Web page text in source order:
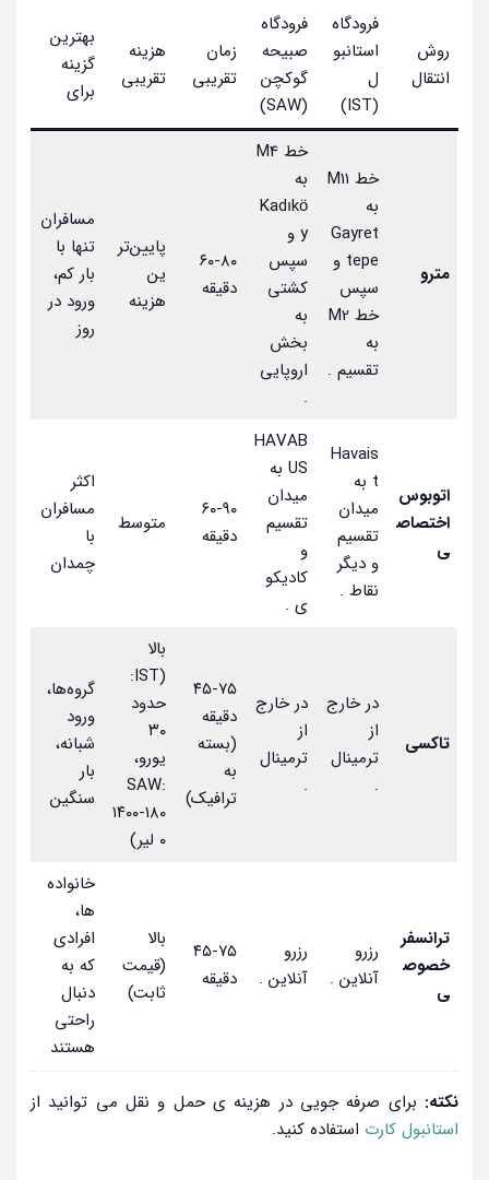
روش
انتقال
فرودگاه
استانبو
ل
(IST)
فرودگاه
صبیحه
گوکچن
(SAW)
زمان
تقریبی
هزینه
تقریبی
بهترین
گزینه
برای
مترو
خط M11
به
Gayret
tepe و
سپس
خط M2
به
تقسیم .
خط M4
به
Kadıkö
y و
سپس
کشتی
به
بخش
اروپایی
.
۶۰-۸۰
دقیقه
پایین‌تر
ین
هزینه
مسافران
تنها با
بار کم،
ورود در
روز
اتوبوس
اختصاص
ی
Havais
t به
میدان
تقسیم
و دیگر
نقاط .
HAVAB
US به
میدان
تقسیم
و
کادیکو
ی .
۶۰-۹۰
دقیقه
متوسط
اکثر
مسافران
با
چمدان
تاکسی
در خارج
از
ترمینال
.
در خارج
از
ترمینال
.
۴۵-۷۵
دقیقه
(بسته
به
ترافیک)
بالا
(IST:
حدود
۳۰
یورو،
SAW:
۱۴۰۰-۱۸۰
۰ لیر)
گروه‌ها،
ورود
شبانه،
بار
سنگین
ترانسفر
خصوص
ی
رزرو
آنلاین .
رزرو
آنلاین .
۴۵-۷۵
دقیقه
بالا
(قیمت
ثابت)
خانواده‌
ها،
افرادی
که به
دنبال
راحتی
هستند
نکته: برای صرفه جویی در هزینه ی حمل و نقل می توانید از
استانبول کارت استفاده کنید.